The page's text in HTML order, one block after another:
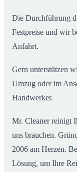
Die Durchführung
Festpreise und wir
Anfahrt.
Gern unterstützen
Umzug oder im
Handwerker.
Mr. Cleaner reinigt
uns brauchen.
2006 am Herzen.
Lösung, um Ihre